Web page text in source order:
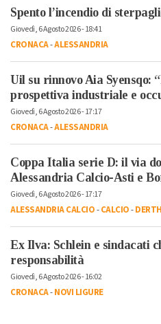
Spento l’incendio di
Giovedì, 6 Agosto 2026 - 18:41
CRONACA-ALESSANDRIA
Uil su rinnovo Aia Syensqo:
prospettiva industriale e
Giovedì, 6 Agosto 2026 - 17:17
CRONACA-ALESSANDRIA
Coppa Italia serie D: il via
Alessandria Calcio-Asti e
Giovedì, 6 Agosto 2026 - 17:17
ALESSANDRIA CALCIO-CALCIO-
Ex Ilva: Schlein e sindacati
responsabilità
Giovedì, 6 Agosto 2026 - 16:02
CRONACA-NOVI LIGURE